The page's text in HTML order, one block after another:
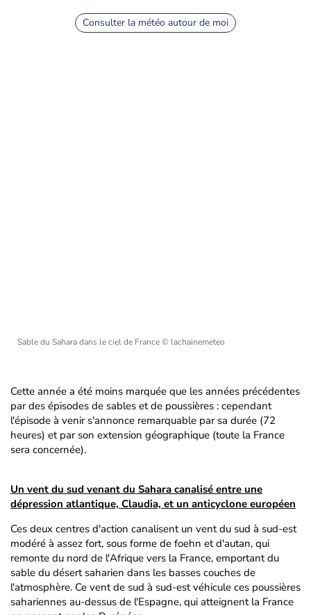
Consulter la météo autour de moi
Sable du Sahara dans le ciel de France© lachainemeteo
Cette année a été moins marquée que les années précédentes
par des épisodes de sables et de poussières : cependant
l'épisode à venir s'annonce remarquable par sa durée (72
heures) et par son extension géographique (toute la France
sera concernée).
Un vent du sud venant du Sahara canalisé entre une
dépression atlantique, Claudia, et un anticyclone européen
Ces deux centres d'action canalisent un vent du sud à sud-est
modéré à assez fort, sous forme de foehn et d'autan, qui
remonte du nord de l'Afrique vers la France, emportant du
sable du désert saharien dans les basses couches de
l'atmosphère. Ce vent de sud à sud-est véhicule ces poussières
sahariennes au-dessus de l'Espagne, qui atteignent la France